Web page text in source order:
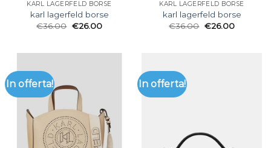
KARL LAGERFELD BORSE
karl lagerfeld borse
€36.00 €26.00
KARL LAGERFELD BORSE
karl lagerfeld borse
€36.00 €26.00
In offerta! In offerta!